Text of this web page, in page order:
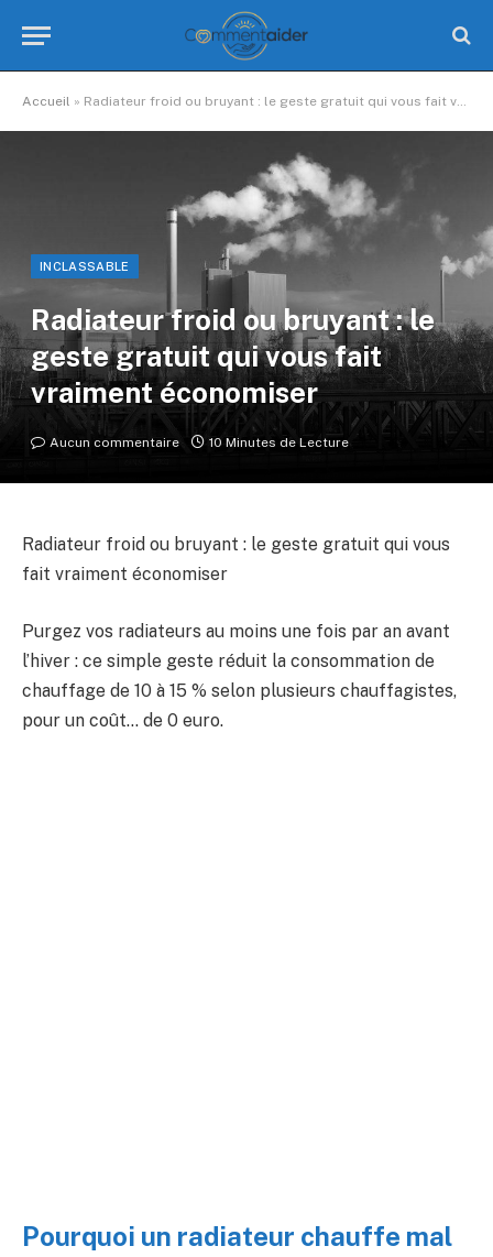
Accueil » Radiateur froid ou bruyant : le geste gratuit qui vous fait vraiment économiser
INCLASSABLE
Radiateur froid ou bruyant : le
geste gratuit qui vous fait
vraiment économiser
Aucun commentaire 10 Minutes de Lecture
Radiateur froid ou bruyant : le geste gratuit qui vous
fait vraiment économiser
Purgez vos radiateurs au moins une fois par an avant
l’hiver : ce simple geste réduit la consommation de
chauffage de 10 à 15 % selon plusieurs chauffagistes,
pour un coût… de 0 euro.
Pourquoi un radiateur chauffe mal